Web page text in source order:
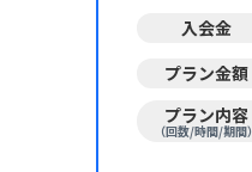
入会金
プラン金額
プラン内容
（回数/時間/期間）